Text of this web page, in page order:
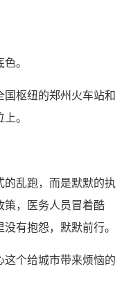
。
枢纽的郑州火车站和
。
乱跑，而是默默的执
策，医务人员冒着酷
有抱怨，默默前行。
个给城市带来烦恼的